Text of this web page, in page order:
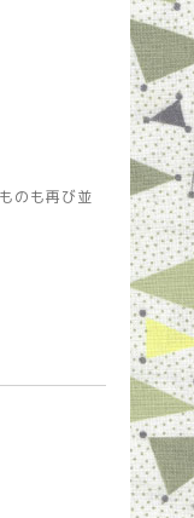
のも再び並